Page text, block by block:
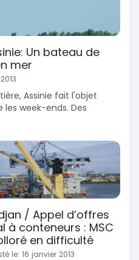
Un bateau de
mer
Assinie fait l'objet
week-ends. Des
/ Appel d’offres
à conteneurs : MSC
en difficulté
le: 16 janvier 2013